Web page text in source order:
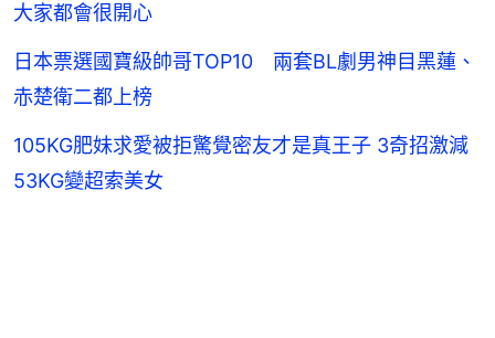
大家都會很開心
日本票選國寶級帥哥TOP10 兩套BL劇男神目黑蓮、
赤楚衛二都上榜
105KG肥妹求愛被拒驚覺密友才是真王子 3奇招激減
53KG變超索美女